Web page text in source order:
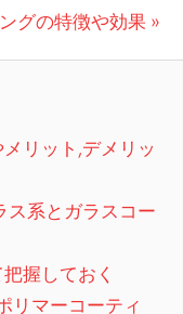
グの特徴や効果
リット,デメリッ
ス系とガラスコー
握しておく
リマーコーティ